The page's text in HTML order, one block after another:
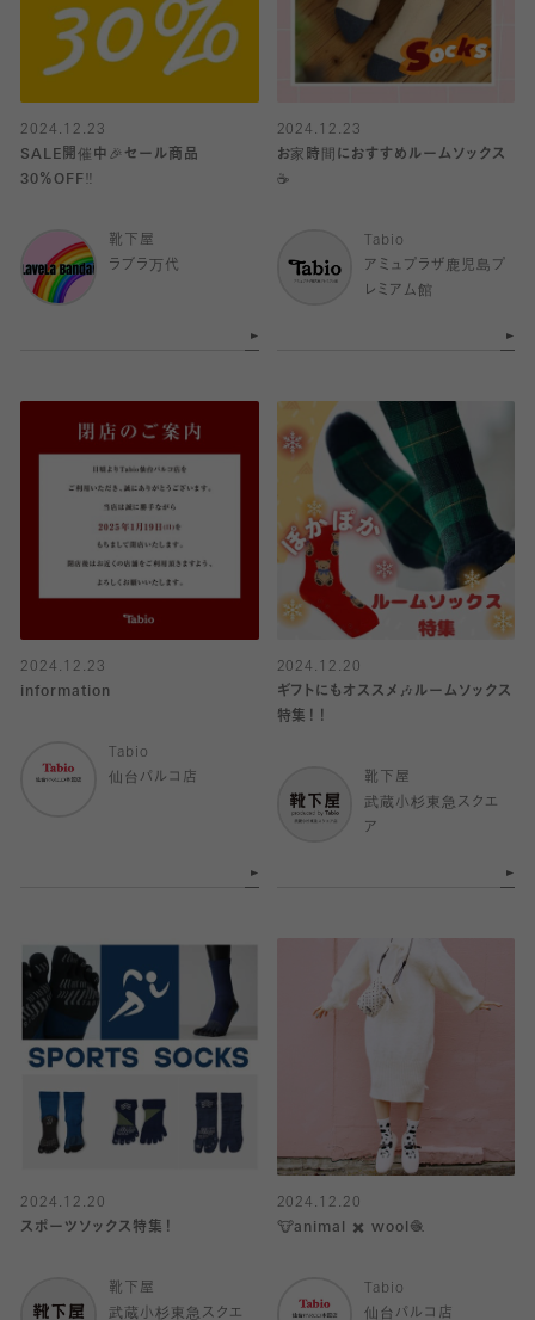
2024.12.23
SALE開催中🎉セール商品
30％OFF‼️
靴下屋
ラブラ万代
2024.12.23
お家時間におすすめルームソックス
☕️
Tabio
アミュプラザ鹿児島プ
レミアム館
2024.12.23
information
Tabio
仙台パルコ店
2024.12.20
ギフトにもオススメ🎶ルームソックス
特集！！
靴下屋
武蔵小杉東急スクエ
ア
2024.12.20
スポーツソックス特集！
靴下屋
武蔵小杉東急スクエ
2024.12.20
🐮animal ✖️ wool🧶
Tabio
仙台パルコ店